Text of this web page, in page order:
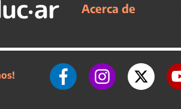
Acerca de